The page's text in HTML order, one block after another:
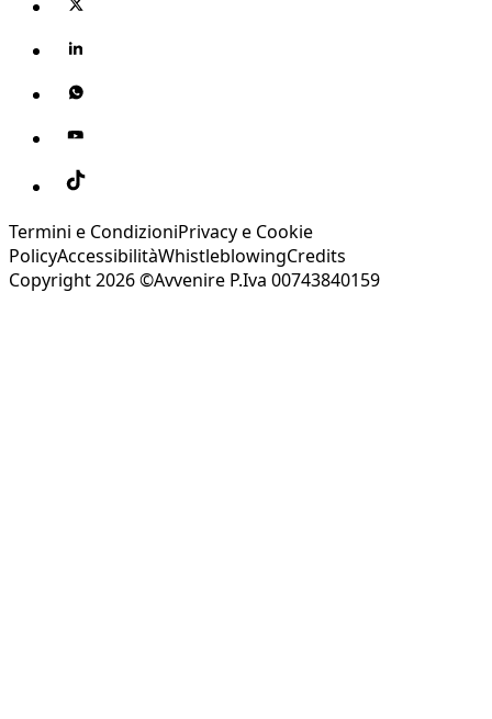
Termini e CondizioniPrivacy e Cookie
PolicyAccessibilitàWhistleblowingCredits
Copyright 2026 ©Avvenire P.Iva 00743840159